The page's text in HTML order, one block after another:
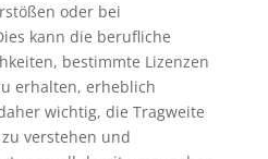
oder bei
kann die berufliche
bestimmte Lizenzen
erhalten, erheblich
wichtig, die Tragweite
verstehen und